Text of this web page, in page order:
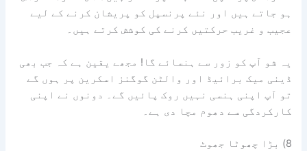
ہو جاتے ہیں اور نئے پرنسپل کو پریشان کرنے کے لیے
عجیب و غریب حرکتیں کرنے کی کوشش کرتے ہیں۔
یہ شو آپ کو زور سے ہنسائے گا! مجھے یقین ہے کہ جب بھی
ڈینی میک برائیڈ اور والٹن گوگنز اسکرین پر ہوں گے
تو آپ اپنی ہنسی نہیں روک پائیں گے۔ دونوں نے اپنی
کارکردگی سے دھوم مچا دی ہے۔
8) بڑا چھوٹا جھوٹ